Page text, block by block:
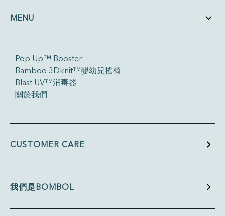
MENU
Pop Up™ Booster
Bamboo 3Dknit™嬰幼兒搖椅
Blast UV™消毒器
關於我們
CUSTOMER CARE
我們是BOMBOL